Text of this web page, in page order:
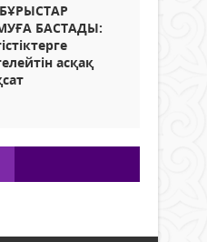
БАСТАДЫ:
асқақ